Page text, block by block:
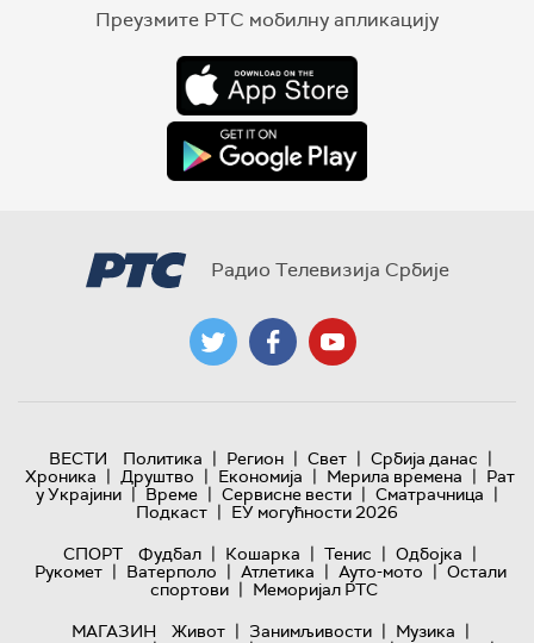
Преузмите РТС мобилну апликацију
Радио Телевизија Србије
ВЕСТИ Политика | Регион | Свет | Србија данас |
Хроника | Друштво | Економија | Мерила времена | Рат
у Украјини | Време | Сервисне вести | Сматрачница |
Подкаст | ЕУ могућности 2026
СПОРТ
Фудбал | Кошарка | Тенис | Одбојка |
Рукомет | Ватерполо | Атлетика | Ауто-мото | Остали
спортови | Меморијал РТС
МАГАЗИН
Живот | Занимљивости | Музика |